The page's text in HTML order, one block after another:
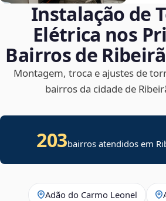
Instalação de
Elétrica nos
Bairros de
Montagem, troca e ajustes de
bairros da cidade de
203bairros atendidos em
Adão do Carmo Leonel